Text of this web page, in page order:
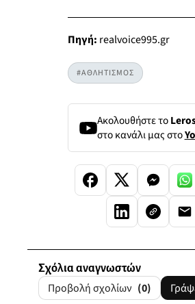
Πηγή: realvoice995.gr
#ΑΘΛΗΤΙΣΜΟΣ
Ακολουθήστε το
στο κανάλι μας στο
Σχόλια αναγνωστών
Προβολή σχολίων (0)